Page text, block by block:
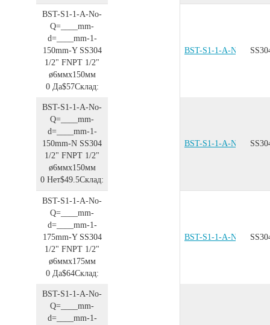
BST-S1-1-A-No-
Q=____mm-
d=____mm-1-
150mm-YSS304
1/2" FNPT 1/2"
ø6ммx150мм
0Да$57Склад:
BST-S1-1-A-No-
BST-S1-1-A-No-
Q=____mm-
d=____mm-1-
150mm-N SS304
1/2" FNPT 1/2"
ø6ммx150мм
0 Нет$49.5Склад:
BST-S1-1-A-No-
BST-S1-1-A-No-
Q=____mm-
d=____mm-1-
175mm-YSS304
1/2" FNPT 1/2"
ø6ммx175мм
0Да$64Склад:
BST-S1-1-A-No-
BST-S1-1-A-No-
Q=____mm-
d=____mm-1-